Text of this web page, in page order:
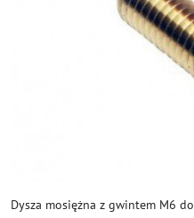
Dysza mosiężna z gwintem M6